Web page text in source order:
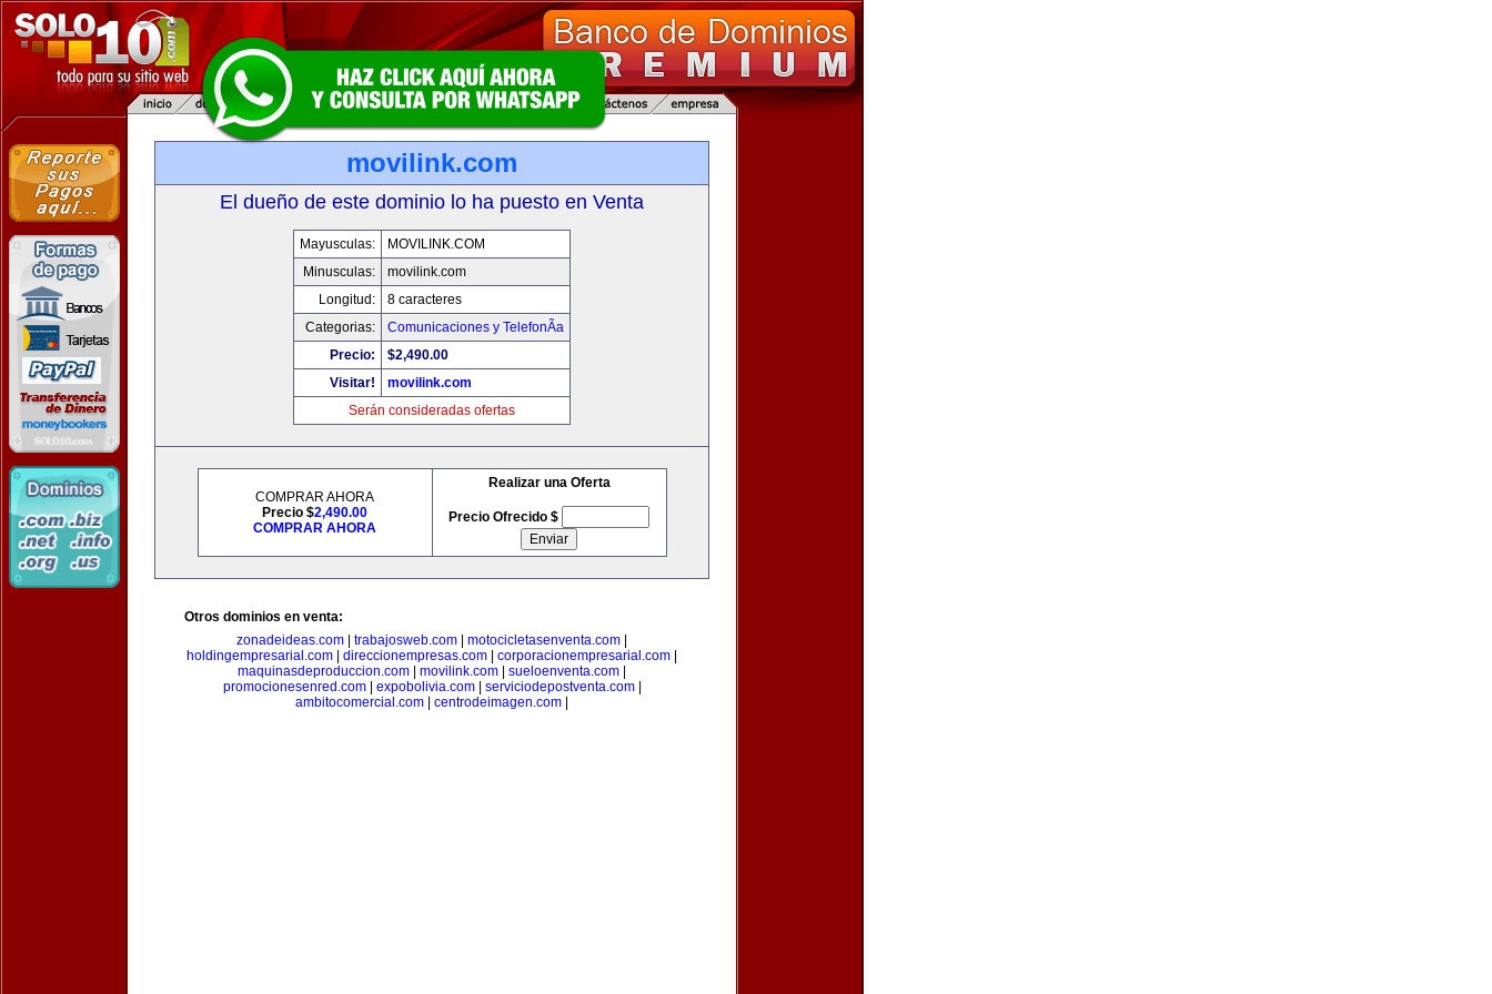
movilink.com
El dueño de este dominio lo ha puesto en Venta
Mayusculas:
MOVILINK.COM
Minusculas:
movilink.com
Longitud:
8 caracteres
Categorias:
Comunicaciones y TelefonÃ­a
Precio:
$2,490.00
Visitar!
movilink.com
Serán consideradas ofertas
COMPRAR AHORA
Precio $2,490.00
COMPRAR AHORA
Realizar una Oferta
Precio Ofrecido $
Otros dominios en venta:
zonadeideas.com
trabajosweb.com motocicletasenventa.com
holdingempresarial.com
direccionempresas.com corporacionempresarial.com
maquinasdeproduccion.com
movilink.com sueloenventa.com
promocionesenred.com| expobolivia.com| serviciodepostventa.com|
ambitocomercial.com
centrodeimagen.com